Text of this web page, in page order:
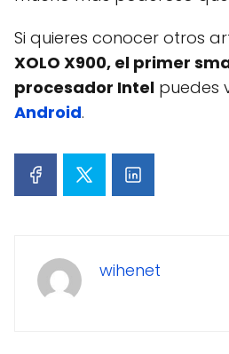
Si quieres conocer otros
XOLO X900, el primer
procesador Intel puedes
Android.
wihenet